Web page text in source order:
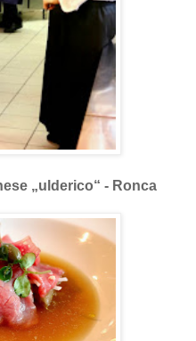
„ulderico“ - Ronca